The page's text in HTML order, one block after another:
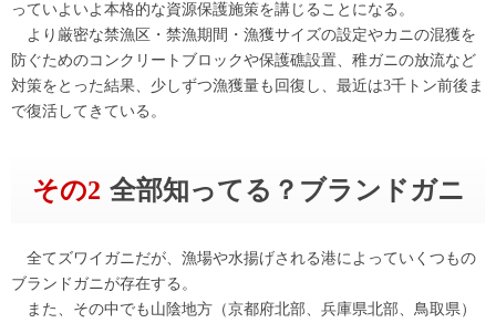
っていよいよ本格的な資源保護施策を講じることになる。
より厳密な禁漁区・禁漁期間・漁獲サイズの設定やカニの混獲を
防ぐためのコンクリートブロックや保護礁設置、稚ガニの放流など
対策をとった結果、少しずつ漁獲量も回復し、最近は3千トン前後ま
で復活してきている。
その2 全部知ってる？ブランドガニ
全てズワイガニだが、漁場や水揚げされる港によっていくつもの
ブランドガニが存在する。
また、その中でも山陰地方（京都府北部、兵庫県北部、鳥取県）